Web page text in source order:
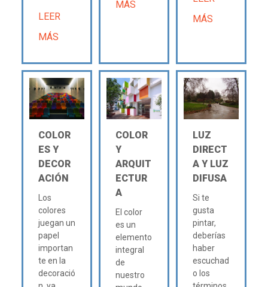
LEER
MÁS
MÁS
MÁS
COLOR
ES Y
DECOR
ACIÓN
Los
colores
juegan un
papel
importan
te en la
decoració
COLOR
Y
ARQUIT
ECTUR
A
El color
es un
elemento
integral
de
nuestro
LUZ
DIRECT
A Y LUZ
DIFUSA
Si te
gusta
pintar,
deberías
haber
escuchad
o los